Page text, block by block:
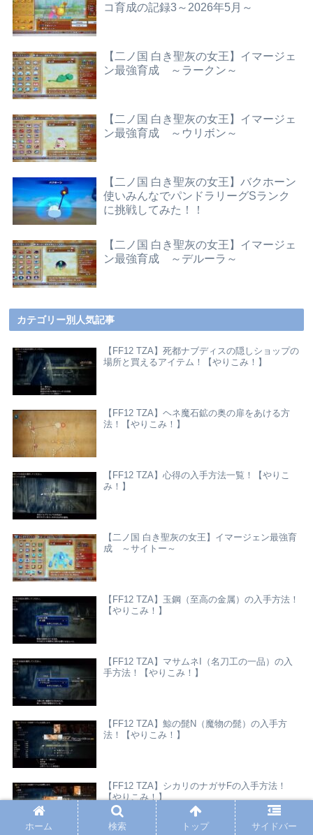
コ育成の記録3～2026年5月～
【二ノ国 白き聖灰の女王】イマージェ
ン最強育成 ～ラークン～
【二ノ国 白き聖灰の女王】イマージェ
ン最強育成 ～ウリボン～
【二ノ国 白き聖灰の女王】バクホーン
使いみんなでパンドラリーグSランク
に挑戦してみた！！
【二ノ国 白き聖灰の女王】イマージェ
ン最強育成 ～デルーラ～
カテゴリー別人気記事
【FF12 TZA】死都ナブディスの隠しショップの
場所と買えるアイテム！【やりこみ！】
【FF12 TZA】ヘネ魔石鉱の奥の扉をあける方
法！【やりこみ！】
【FF12 TZA】心得の入手方法一覧！【やりこ
み！】
【二ノ国 白き聖灰の女王】イマージェン最強育
成 ～サイトー～
【FF12 TZA】玉鋼（至高の金属）の入手方法！
【やりこみ！】
【FF12 TZA】マサムネI（名刀工の一品）の入
手方法！【やりこみ！】
【FF12 TZA】鯨の髭N（魔物の髭）の入手方
法！【やりこみ！】
【FF12 TZA】シカリのナガサFの入手方法！
【やりこみ！】
ホーム 検索 トップ サイドバー